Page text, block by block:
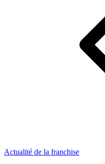
Actualité de la franchise